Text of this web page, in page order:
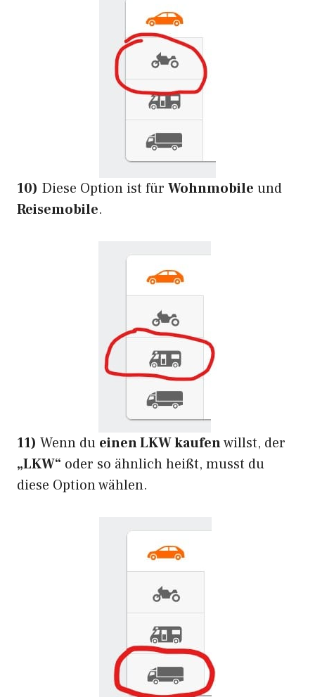
10) Diese Option ist für Wohnmobile und
Reisemobile.
11) Wenn du einen LKW kaufenwillst, der
„LKW“ oder so ähnlich heißt, musst du
diese Option wählen.